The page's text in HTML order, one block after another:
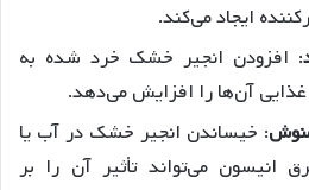
ایجاد می‌کند.
: افزودن انجیر خشک خرد شده به
آن‌ها را افزایش می‌دهد.
: خیساندن انجیر خشک در آب یا
انیسون می‌تواند تأثیر آن را بر